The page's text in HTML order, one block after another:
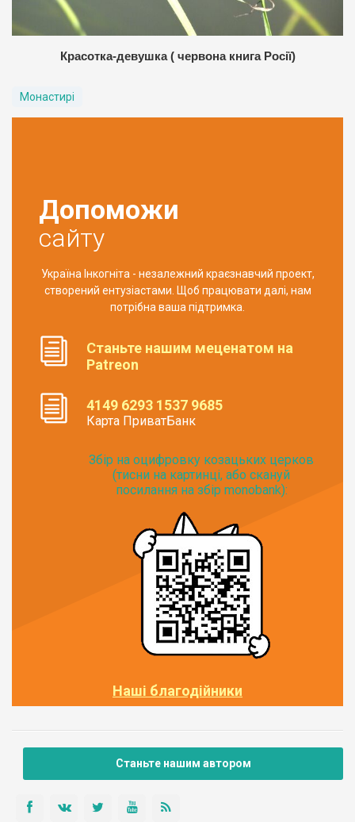
Красотка-девушка ( червона книга Росії)
Монастирі
Допоможи
сайту
Україна Інкогніта - незалежний краєзнавчий проект,
створений ентузіастами. Щоб працювати далі, нам
потрібна ваша підтримка.
Станьте нашим меценатом на
Patreon
4149 6293 1537 9685
Карта ПриватБанк
Збір на оцифровку козацьких церков
(тисни на картинці, або скануй
посилання на збір monobank):
Наші благодійники
Станьте нашим автором